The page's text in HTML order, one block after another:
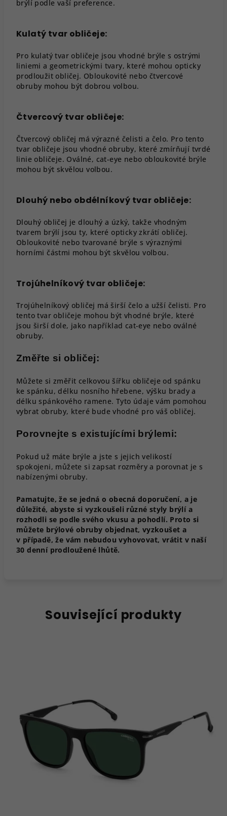
brýlí podle vaší preference.
Kulatý tvar obličeje:
Pro kulatý tvar obličeje jsou vhodné brýle s ostrými
liniemi a geometrickými tvary, které mohou opticky
prodloužit obličej. Obloukovité nebo čtvercové
obruby mohou být dobrou volbou.
Čtvercový tvar obličeje:
Čtvercový obličej má výrazné čelisti a čelo. Pro tento
tvar obličeje jsou vhodné obruby, které zmírňují tvrdé
linie obličeje. Oválné, cat-eye nebo obloukovité brýle
mohou být skvělou volbou.
Dlouhý nebo obdélníkový tvar obličeje:
Dlouhý obličej je dlouhý a úzký, takže vhodným
tvarem brýlí jsou ty, které opticky zkrátí obličej.
Obloukovité nebo tvarované brýle s výraznými
horními částmi mohou být skvělou volbou.
Trojúhelníkový tvar obličeje:
Trojúhelníkový obličej má širší čelo a užší čelisti. Pro
tento tvar obličeje mohou být vhodné brýle, které
jsou širší dole, jako například cat-eye nebo oválné
obruby.
Změřte si obličej:
Můžete si změřit celkovou šířku obličeje od spánku
ke spánku, délku nosního hřebene, výšku brady a
délku spánkového ramene. Tyto údaje vám pomohou
vybrat obruby, které bude vhodné pro váš obličej.
Porovnejte s existujícími brýlemi:
Pokud už máte brýle a jste s jejich velikostí
spokojeni, můžete si zapsat rozměry a porovnat je s
nabízenými obruby.
Pamatujte, že se jedná o obecná doporučení, a je
důležité, abyste si vyzkoušeli různé styly brýlí a
rozhodli se podle svého vkusu a pohodlí. Proto si
můžete brýlové obruby objednat, vyzkoušet a
v případě, že vám nebudou vyhovovat, vrátit v naší
30 denní prodloužené lhůtě.
Související produkty